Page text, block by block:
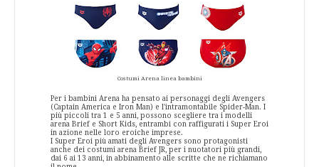
Costumi Arena linea bambini
Per i bambini Arena ha pensato ai personaggi degli Avengers
(Captain America e Iron Man) e l'intramontabile Spider-Man. I
più piccoli tra 1 e 5 anni, possono scegliere tra i modelli
arena Brief e Short Kids, entrambi con raffigurati i Super Eroi
in azione nelle loro eroiche imprese.
I Super Eroi più amati degli Avengers sono protagonisti
anche dei costumi arena Brief JR, per i nuotatori più grandi,
dai 6 ai 13 anni, in abbinamento alle scritte che ne richiamano